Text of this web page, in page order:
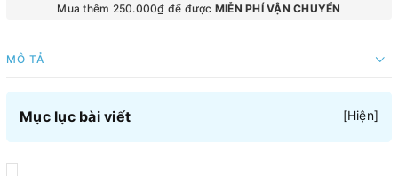
Mua thêm 250.000₫ để được MIỄN PHÍ VẬN CHUYỂN
MÔ TẢ
Mục lục bài viết [Hiện]